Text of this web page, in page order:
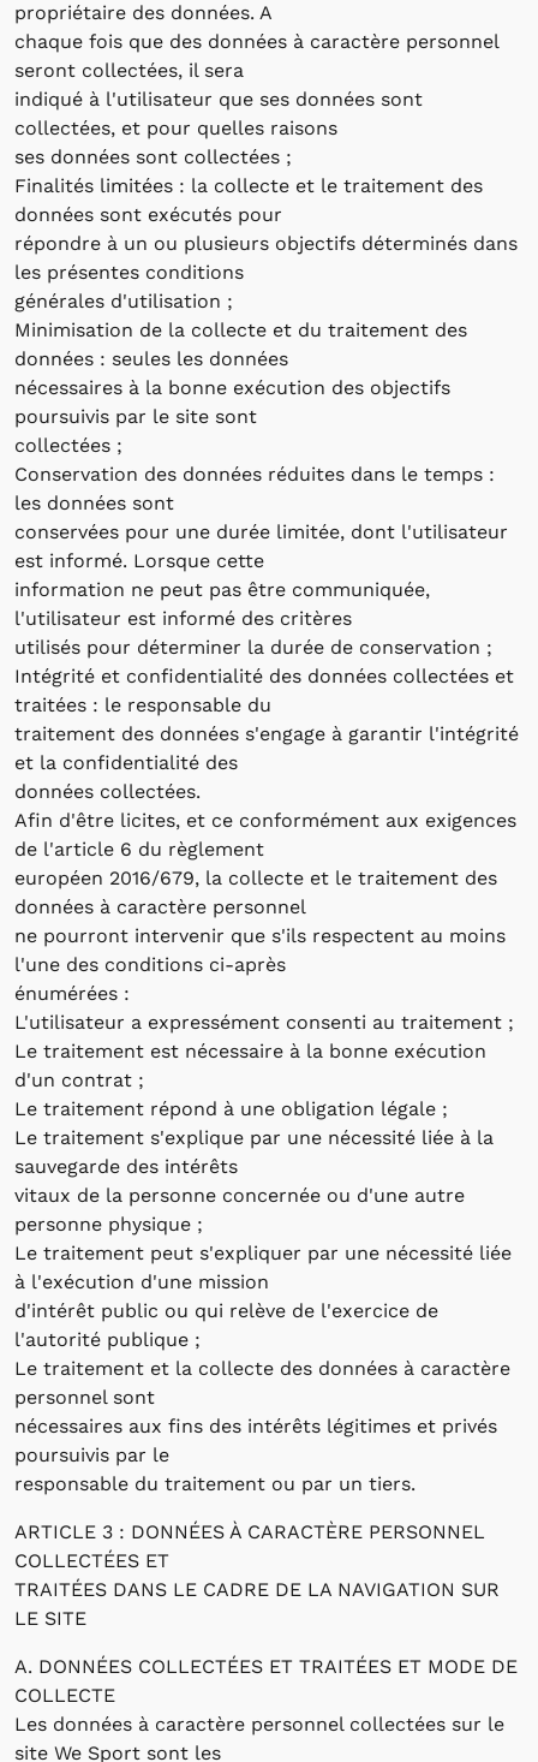
propriétaire des données. A
chaque fois que des données à caractère personnel
seront collectées, il sera
indiqué à l'utilisateur que ses données sont
collectées, et pour quelles raisons
ses données sont collectées ;
Finalités limitées : la collecte et le traitement des
données sont exécutés pour
répondre à un ou plusieurs objectifs déterminés dans
les présentes conditions
générales d'utilisation ;
Minimisation de la collecte et du traitement des
données : seules les données
nécessaires à la bonne exécution des objectifs
poursuivis par le site sont
collectées ;
Conservation des données réduites dans le temps :
les données sont
conservées pour une durée limitée, dont l'utilisateur
est informé. Lorsque cette
information ne peut pas être communiquée,
l'utilisateur est informé des critères
utilisés pour déterminer la durée de conservation ;
Intégrité et confidentialité des données collectées et
traitées : le responsable du
traitement des données s'engage à garantir l'intégrité
et la confidentialité des
données collectées.
Afin d'être licites, et ce conformément aux exigences
de l'article 6 du règlement
européen 2016/679, la collecte et le traitement des
données à caractère personnel
ne pourront intervenir que s'ils respectent au moins
l'une des conditions ci-après
énumérées :
L'utilisateur a expressément consenti au traitement ;
Le traitement est nécessaire à la bonne exécution
d'un contrat ;
Le traitement répond à une obligation légale ;
Le traitement s'explique par une nécessité liée à la
sauvegarde des intérêts
vitaux de la personne concernée ou d'une autre
personne physique ;
Le traitement peut s'expliquer par une nécessité liée
à l'exécution d'une mission
d'intérêt public ou qui relève de l'exercice de
l'autorité publique ;
Le traitement et la collecte des données à caractère
personnel sont
nécessaires aux fins des intérêts légitimes et privés
poursuivis par le
responsable du traitement ou par un tiers.
ARTICLE 3 : DONNÉES À CARACTÈRE PERSONNEL
COLLECTÉES ET
TRAITÉES DANS LE CADRE DE LA NAVIGATION SUR
LE SITE
A. DONNÉES COLLECTÉES ET TRAITÉES ET MODE DE
COLLECTE
Les données à caractère personnel collectées sur le
site We Sport sont les